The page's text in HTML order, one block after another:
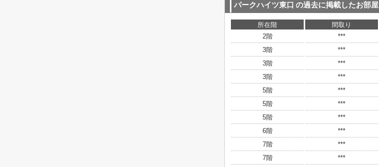
パークハイツ東口 の過去に掲載したお部屋
所在階 間取り
2階
***
3階
***
3階
***
3階
***
5階
***
5階
***
5階
***
6階
***
7階
***
7階
***